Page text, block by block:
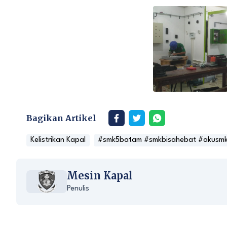
Bagikan Artikel
Kelistrikan Kapal #smk5batam #smkbisahebat
Mesin Kapal
Penulis